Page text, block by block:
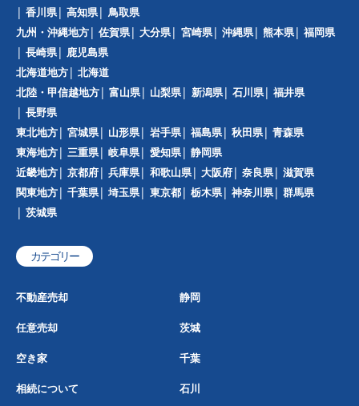
香川県
高知県
鳥取県
九州・沖縄地方
佐賀県 大分県 宮崎県 沖縄県 熊本県
福岡県
長崎県
鹿児島県
北海道地方
北海道
北陸・甲信越地方
富山県 山梨県 新潟県 石川県
福井県
長野県
東北地方
宮城県 山形県 岩手県 福島県 秋田県
青森県
東海地方
三重県 岐阜県 愛知県
静岡県
近畿地方
京都府 兵庫県 和歌山県 大阪府 奈良県
滋賀県
関東地方
千葉県 埼玉県 東京都 栃木県 神奈川県
群馬県
茨城県
カテゴリー
不動産売却 静岡
任意売却 茨城
空き家 千葉
相続について 石川